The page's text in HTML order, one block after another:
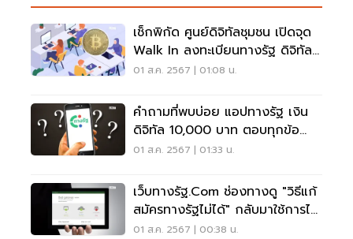
เช็กพิกัด ศูนย์ดิจิทัลชุมชน เปิดจุด
Walk In ลงทะเบียนทางรัฐ ดิจิทัล
วอลเล็ต
01 ส.ค. 2567 | 01:08 น.
คำถามที่พบบ่อย แอปทางรัฐ เงิน
ดิจิทัล 10,000 บาท ตอบทุกข้อ
สงสัยอ่านด่วน
01 ส.ค. 2567 | 01:33 น.
เว็บทางรัฐ.com ช่องทางดู "วิธีแก้
สมัครทางรัฐไม่ได้" กลับมาใช้การได้
ปกติ
01 ส.ค. 2567 | 00:38 น.